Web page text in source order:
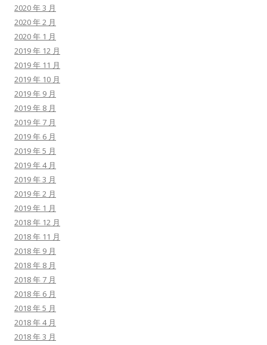
2020 年 3 月
2020 年 2 月
2020 年 1 月
2019 年 12 月
2019 年 11 月
2019 年 10 月
2019 年 9 月
2019 年 8 月
2019 年 7 月
2019 年 6 月
2019 年 5 月
2019 年 4 月
2019 年 3 月
2019 年 2 月
2019 年 1 月
2018 年 12 月
2018 年 11 月
2018 年 9 月
2018 年 8 月
2018 年 7 月
2018 年 6 月
2018 年 5 月
2018 年 4 月
2018 年 3 月